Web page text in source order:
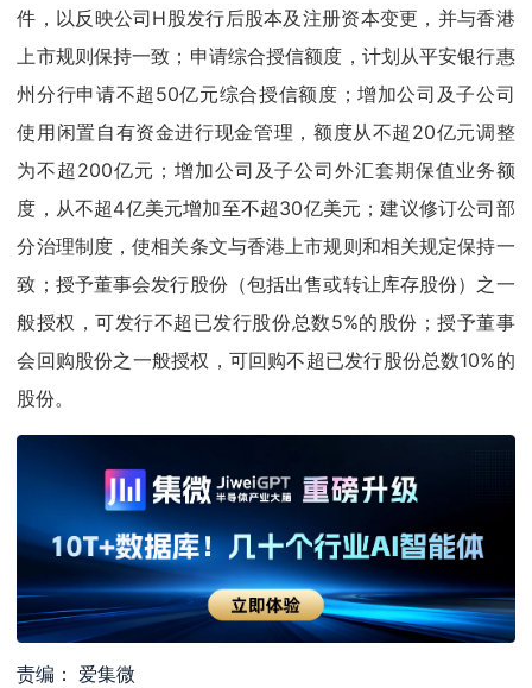
件，以反映公司H股发行后股本及注册资本变更，并与香港
上市规则保持一致；申请综合授信额度，计划从平安银行惠
州分行申请不超50亿元综合授信额度；增加公司及子公司
使用闲置自有资金进行现金管理，额度从不超20亿元调整
为不超200亿元；增加公司及子公司外汇套期保值业务额
度，从不超4亿美元增加至不超30亿美元；建议修订公司部
分治理制度，使相关条文与香港上市规则和相关规定保持一
致；授予董事会发行股份（包括出售或转让库存股份）之一
般授权，可发行不超已发行股份总数5%的股份；授予董事
会回购股份之一般授权，可回购不超已发行股份总数10%的
股份。
责编： 爱集微